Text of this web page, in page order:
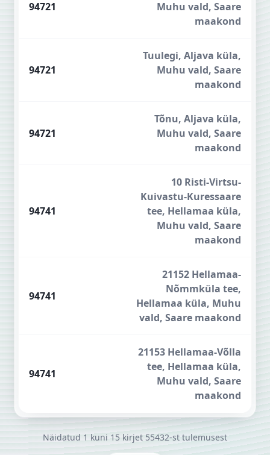
94721
Muhu vald, Saare
maakond
94721
Tuulegi, Aljava küla,
Muhu vald, Saare
maakond
94721
Tõnu, Aljava küla,
Muhu vald, Saare
maakond
94741
10 Risti-Virtsu-
Kuivastu-Kuressaare
tee, Hellamaa küla,
Muhu vald, Saare
maakond
94741
21152 Hellamaa-
Nõmmküla tee,
Hellamaa küla, Muhu
vald, Saare maakond
94741
21153 Hellamaa-Võlla
tee, Hellamaa küla,
Muhu vald, Saare
maakond
Näidatud 1 kuni 15 kirjet 55432-st tulemusest